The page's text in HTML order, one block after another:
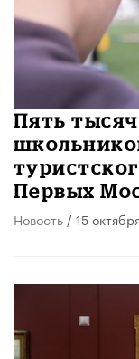
Пять
Первых
Новость / 15